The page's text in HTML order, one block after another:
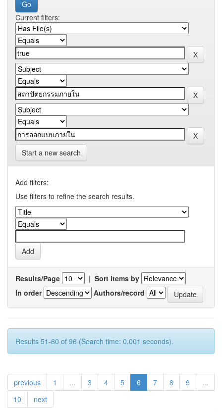
Current filters:
Start a new search
Add filters:
Use filters to refine the search results.
Results/Page | Sort items by
In order
Authors/record
Results 51-60 of 96 (Search time: 0.001 seconds).
previous 1 ... 3 4 5 6 7 8 9
...
10
next